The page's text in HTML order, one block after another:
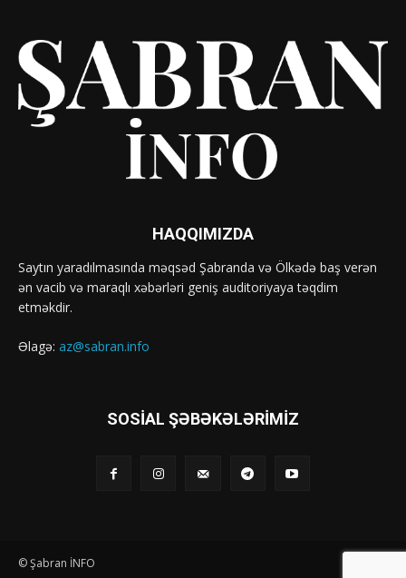
HAQQIMIZDA
Saytın yaradılmasında məqsəd Şabranda və Ölkədə baş verən
ən vacib və maraqlı xəbərləri geniş auditoriyaya təqdim
etməkdir.
Əlagə: az@sabran.info
SOSIAL ŞƏBƏKƏLƏRIMIZ
© Şabran İNFO